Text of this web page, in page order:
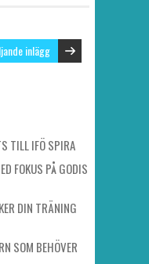
inlägg
TILL IFÖ SPIRA
FOKUS PÅ GODIS
DIN TRÄNING
SOM BEHÖVER